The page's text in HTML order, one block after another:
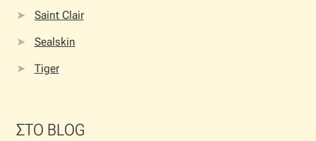
Saint Clair
Sealskin
Tiger
ΣΤΟ BLOG